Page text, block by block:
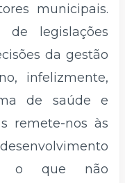
municipais.
de legislações
da gestão
infelizmente,
de saúde e
remete-nos às
o que não